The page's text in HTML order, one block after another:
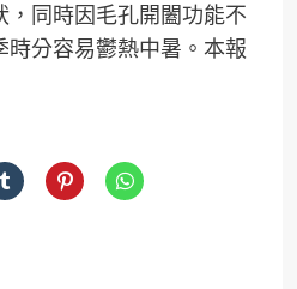
，同時因毛孔開闔功能不
時分容易鬱熱中暑。本報